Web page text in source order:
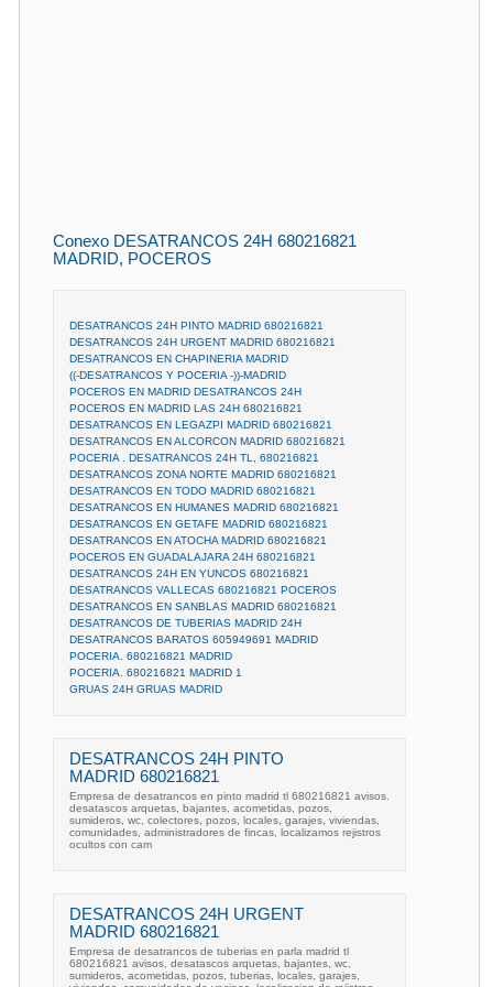
Conexo DESATRANCOS 24H 680216821
MADRID, POCEROS
DESATRANCOS 24H PINTO MADRID 680216821
DESATRANCOS 24H URGENT MADRID 680216821
DESATRANCOS EN CHAPINERIA MADRID
((-DESATRANCOS Y POCERIA -))-MADRID
POCEROS EN MADRID DESATRANCOS 24H
POCEROS EN MADRID LAS 24H 680216821
DESATRANCOS EN LEGAZPI MADRID 680216821
DESATRANCOS EN ALCORCON MADRID 680216821
POCERIA . DESATRANCOS 24H TL, 680216821
DESATRANCOS ZONA NORTE MADRID 680216821
DESATRANCOS EN TODO MADRID 680216821
DESATRANCOS EN HUMANES MADRID 680216821
DESATRANCOS EN GETAFE MADRID 680216821
DESATRANCOS EN ATOCHA MADRID 680216821
POCEROS EN GUADALAJARA 24H 680216821
DESATRANCOS 24H EN YUNCOS 680216821
DESATRANCOS VALLECAS 680216821 POCEROS
DESATRANCOS EN SANBLAS MADRID 680216821
DESATRANCOS DE TUBERIAS MADRID 24H
DESATRANCOS BARATOS 605949691 MADRID
POCERIA. 680216821 MADRID
POCERIA. 680216821 MADRID 1
GRUAS 24H GRUAS MADRID
DESATRANCOS 24H PINTO
MADRID 680216821
Empresa de desatrancos en pinto madrid tl 680216821 avisos.
desatascos arquetas, bajantes, acometidas, pozos,
sumideros, wc, colectores, pozos, locales, garajes, viviendas,
comunidades, administradores de fincas, localizamos rejistros
ocultos con cam
DESATRANCOS 24H URGENT
MADRID 680216821
Empresa de desatrancos de tuberias en parla madrid tl
680216821 avisos, desatascos arquetas, bajantes, wc,
sumideros, acometidas, pozos, tuberias, locales, garajes,